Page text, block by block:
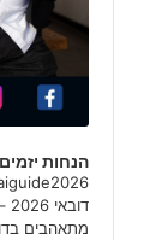
הנחות
מתאהבים